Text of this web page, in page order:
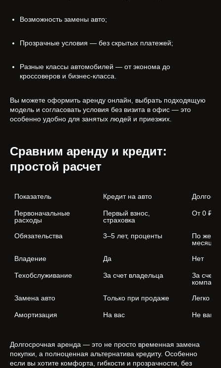
Возможность замены авто;
Прозрачные условия — без скрытых платежей;
Разные классы автомобилей — от эконома до
кроссоверов и бизнес-класса.
Вы можете оформить аренду онлайн, выбрать подходящую
модель и согласовать условия без визита в офис — это
особенно удобно для занятых людей и приезжих.
Сравним аренду и кредит:
простой расчет
Показатель Кредит на авто
Первоначальные
расходы
Первый взнос,
страховка
От 0 ₽
Обязательства 3–5 лет, проценты
По
месяца
Владение
Да Нет
Техобслуживание За счет владельца
За счет
Замена авто
Только при продаже Легко в
Амортизация На вас Не ваша
Долгосрочная аренда — это не просто временная замена
покупки, а полноценная альтернатива кредиту. Особенно
если вы хотите комфорта, гибкости и прозрачности, без